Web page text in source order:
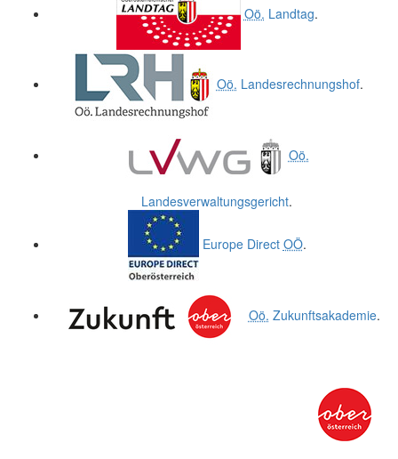
Oö. Landtag.
Oö. Landesrechnungshof.
Oö.
Landesverwaltungsgericht.
Europe Direct OÖ.
Oö. Zukunftsakademie.